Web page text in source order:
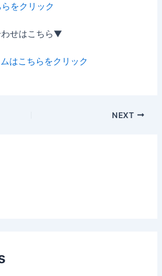
をクリック
せはこちら▼
はこちらをクリック
NEXT